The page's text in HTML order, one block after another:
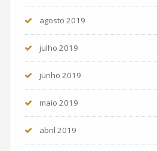
agosto 2019
julho 2019
junho 2019
maio 2019
abril 2019